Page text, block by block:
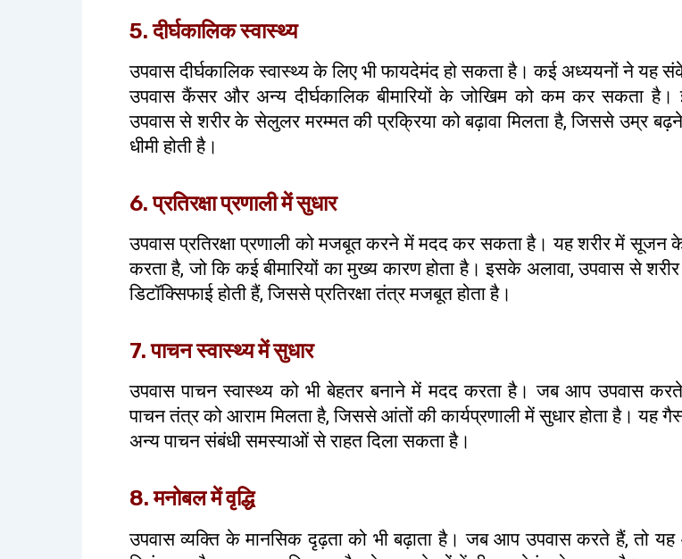
5. दीर्घकालिक स्वास्थ्य
उपवास दीर्घकालिक स्वास्थ्य के लिए भी फायदेमंद हो सकता है। कई अध्ययनों ने यह
उपवास कैंसर और अन्य दीर्घकालिक बीमारियों के जोखिम को कम कर सकता है।
उपवास से शरीर के सेलुलर मरम्मत की प्रक्रिया को बढ़ावा मिलता है, जिससे उम्र
धीमी होती है।
6. प्रतिरक्षा प्रणाली में सुधार
उपवास प्रतिरक्षा प्रणाली को मजबूत करने में मदद कर सकता है। यह शरीर में सूजन
करता है, जो कि कई बीमारियों का मुख्य कारण होता है। इसके अलावा, उपवास से
डिटॉक्सिफाई होती हैं, जिससे प्रतिरक्षा तंत्र मजबूत होता है।
7. पाचन स्वास्थ्य में सुधार
उपवास पाचन स्वास्थ्य को भी बेहतर बनाने में मदद करता है। जब आप उपवास
पाचन तंत्र को आराम मिलता है, जिससे आंतों की कार्यप्रणाली में सुधार होता है। यह
अन्य पाचन संबंधी समस्याओं से राहत दिला सकता है।
8. मनोबल में वृद्धि
उपवास व्यक्ति के मानसिक दृढ़ता को भी बढ़ाता है। जब आप उपवास करते हैं, तो